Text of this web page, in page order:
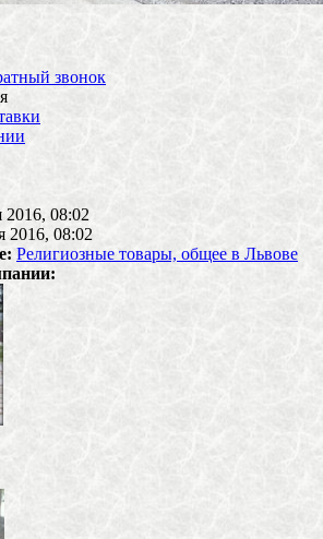
звонок
2016, 08:02
2016, 08:02
Религиозные товары, общее в Львове